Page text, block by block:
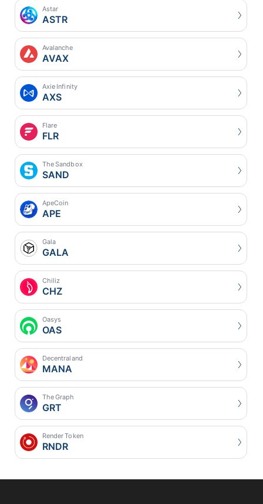
Astar
ASTR
Avalanche
AVAX
Axie Infinity
AXS
Flare
FLR
The Sandbox
SAND
ApeCoin
APE
Gala
GALA
Chiliz
CHZ
Oasys
OAS
Decentraland
MANA
The Graph
GRT
Render Token
RNDR